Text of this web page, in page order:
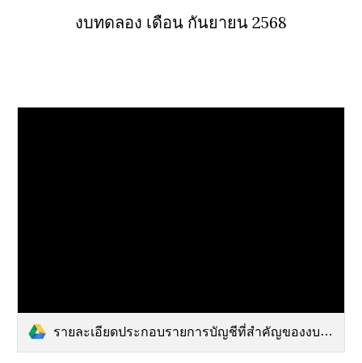
งบทดลอง เดือน กันยายน 2568
รายละเอียดประกอบรายการบัญชีที่สำคัญของงบทดลอง ประจำปี 2568.pdf